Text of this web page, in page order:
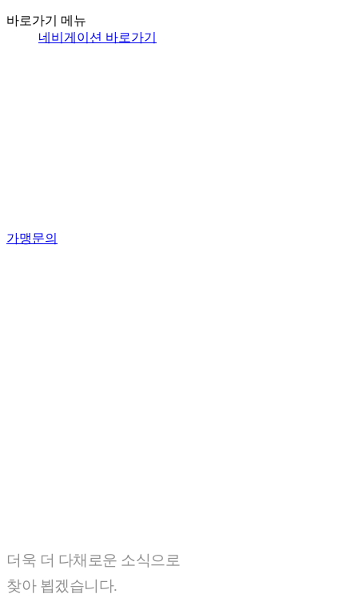
바로가기 메뉴
네비게이션 바로가기
가맹문의
더욱 더 다채로운 소식으로
찾아 뵙겠습니다.